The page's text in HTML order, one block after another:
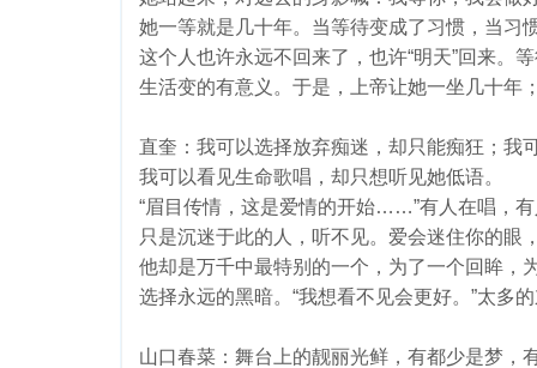
她一等就是几十年。当等待变成了习惯，当习
这个人也许永远不回来了，也许“明天”回来。
生活变的有意义。于是，上帝让她一坐几十年
直奎：我可以选择放弃痴迷，却只能痴狂；我
我可以看见生命歌唱，却只想听见她低语。
“眉目传情，这是爱情的开始……”有人在唱，
只是沉迷于此的人，听不见。爱会迷住你的
他却是万千中最特别的一个，为了一个回眸，
选择永远的黑暗。“我想看不见会更好。”太多
山口春菜：舞台上的靓丽光鲜，有都少是梦，